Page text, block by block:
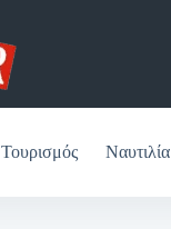
Τουρισμός Ναυτιλία